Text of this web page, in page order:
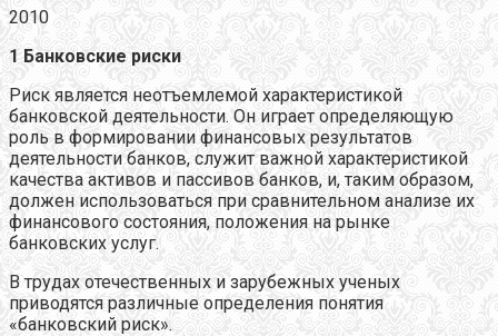
2010
1 Банковские риски
Риск является неотъемлемой характеристикой
банковской деятельности. Он играет определяющую
роль в формировании финансовых результатов
деятельности банков, служит важной характеристикой
качества активов и пассивов банков, и, таким образом,
должен использоваться при сравнительном анализе их
финансового состояния, положения на рынке
банковских услуг.
В трудах отечественных и зарубежных ученых
приводятся различные определения понятия
«банковский риск».